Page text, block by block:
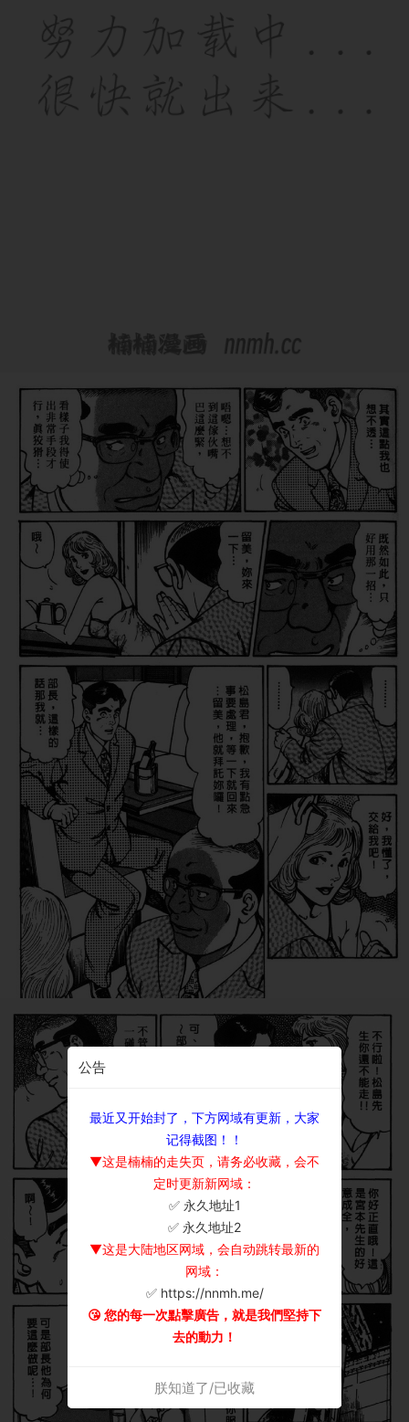
公告
最近又开始封了，下方网域有更新，大家
记得截图！！
▼这是楠楠的走失页，请务必收藏，会不
定时更新新网域：
✅ 永久地址1
✅ 永久地址2
▼这是大陆地区网域，会自动跳转最新的
网域：
✅ https://nnmh.me/
😘 您的每一次點擊廣告，就是我們堅持下
去的動力！
朕知道了/已收藏